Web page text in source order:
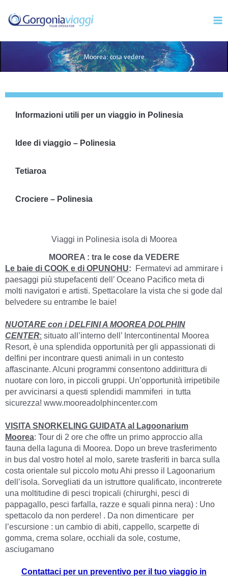
contenuto
Moorea: cosa vedere
Informazioni utili per un viaggio in Polinesia
Idee di viaggio – Polinesia
Tetiaroa
Crociere – Polinesia
Viaggi in Polinesia isola di Moorea
MOOREA : tra le cose da VEDERE
Le baie di COOK e di OPUNOHU:
Fermatevi ad ammirare i
paesaggi più stupefacenti dell’ Oceano Pacifico meta di
molti navigatori e artisti. Spettacolare la vista che si gode dal
belvedere su entrambe le baie!
NUOTARE con i DELFINI A MOOREA DOLPHIN
CENTER: situato all’interno dell’ Intercontinental Moorea
Resort, è una splendida opportunità per gli appassionati di
delfini per incontrare questi animali in un contesto
affascinante. Alcuni programmi consentono addirittura di
nuotare con loro, in piccoli gruppi. Un’opportunità irripetibile
per avvicinarsi a questi splendidi mammiferi in tutta
sicurezza! www.mooreadolphincenter.com
VISITA SNORKELING GUIDATA al Lagoonarium
Moorea: Tour di 2 ore che offre un primo approccio alla
fauna della laguna di Moorea. Dopo un breve trasferimento
in bus dal vostro hotel al molo, sarete trasferiti in barca sulla
costa orientale sul piccolo motu Ahi presso il Lagoonarium
dell’isola. Sorvegliati da un istruttore qualificato, incontrerete
una moltitudine di pesci tropicali (chirurghi, pesci di
pappagallo, pesci farfalla, razze e squali pinna nera) : Uno
spettacolo da non perdere! . Da non dimenticare per
l’escursione : un cambio di abiti, cappello, scarpette di
gomma, crema solare, occhiali da sole, costume,
asciugamano
Contattaci per un preventivo per il tuo viaggio in